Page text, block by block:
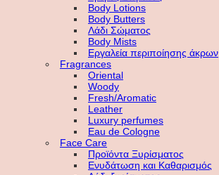
Body Lotions
Body Butters
Λάδι Σώματος
Body Mists
Εργαλεία περιποίησης άκρων
Fragrances
Oriental
Woody
Fresh/Aromatic
Leather
Luxury perfumes
Eau de Cologne
Face Care
Προϊόντα Ξυρίσματος
Ενυδάτωση και Καθαρισμός